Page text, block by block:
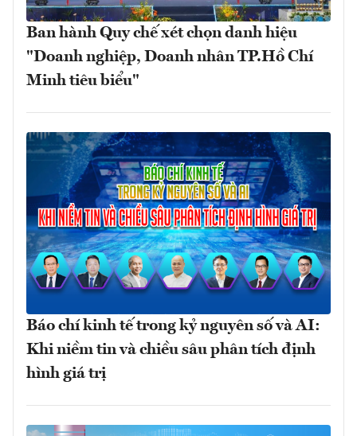
Ban hành Quy chế xét chọn danh hiệu
"Doanh nghiệp, Doanh nhân TP.Hồ Chí
Minh tiêu biểu"
Báo chí kinh tế trong kỷ nguyên số và AI:
Khi niềm tin và chiều sâu phân tích định
hình giá trị